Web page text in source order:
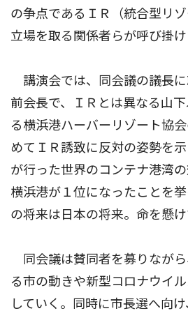
の争点であるＩＲ（統合型リ
立場を取る関係者らが呼び掛け
講演会では、同会議の議長
前会長で、ＩＲとは異なる山
る横浜港ハーバーリゾート協
めてＩＲ誘致に反対の姿勢を
が行った世界のコンテナ港湾
横浜港が１位になったことを
の将来は日本の将来。命を懸け
同会議は賛同者を募りなが
る市の動きや新型コロナウイ
していく。同時に市長選へ向